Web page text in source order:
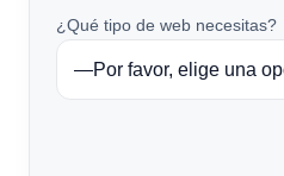
¿Qué tipo de web necesitas?